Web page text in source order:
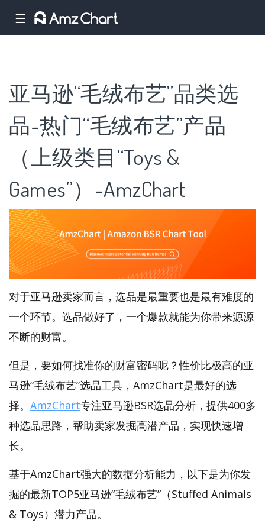
☰
亚马逊“毛绒布艺”品类选
品-热门“毛绒布艺”产品
（上级类目“Toys &
Games”）-AmzChart
对于亚马逊卖家而言，选品是最重要也是最有难度的
一个环节。选品做好了，一个爆款就能为你带来源源
不断的财富。
但是，要如何找准你的财富密码呢？性价比极高的亚
马逊“毛绒布艺”选品工具，AmzChart是最好的选
择。 AmzChart专注亚马逊BSR选品分析，提供400多
种选品思路，帮助卖家发掘高潜产品，实现快速增
长。
基于AmzChart强大的数据分析能力，以下是为你发
掘的最新TOP5亚马逊“毛绒布艺”（Stuffed Animals
& Toys）潜力产品。